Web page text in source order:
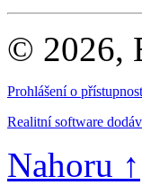
© 2026,
Prohlášení o
Realitní software
Nahoru ↑